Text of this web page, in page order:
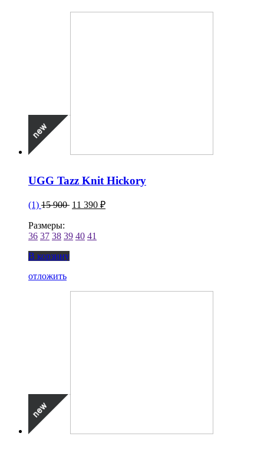
UGG Tazz Knit Hickory
(1) 15 900 11 390 ₽
Размеры:
36 37 38 39 40 41
В корзину
отложить